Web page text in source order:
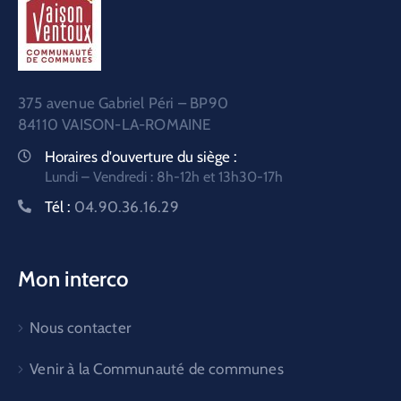
375 avenue Gabriel Péri – BP90
84110 VAISON-LA-ROMAINE
Horaires d'ouverture du siège :
Lundi – Vendredi : 8h-12h et 13h30-17h
Tél : 04.90.36.16.29
Mon interco
Nous contacter
Venir à la Communauté de communes